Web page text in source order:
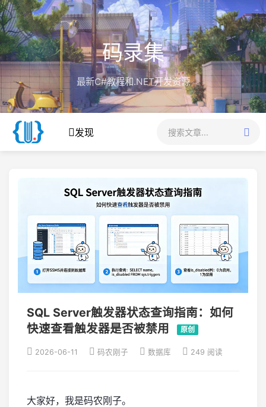
码录集
最新C#教程和.NET开发资源
发现
SQL Server触发器状态查询指南：如何
快速查看触发器是否被禁用
原创
2026-06-11 码农刚子 数据库 249 阅读
大家好，我是码农刚子。